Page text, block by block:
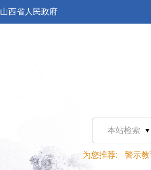
山西省人民政府
本站检索
为您推荐: 警示教